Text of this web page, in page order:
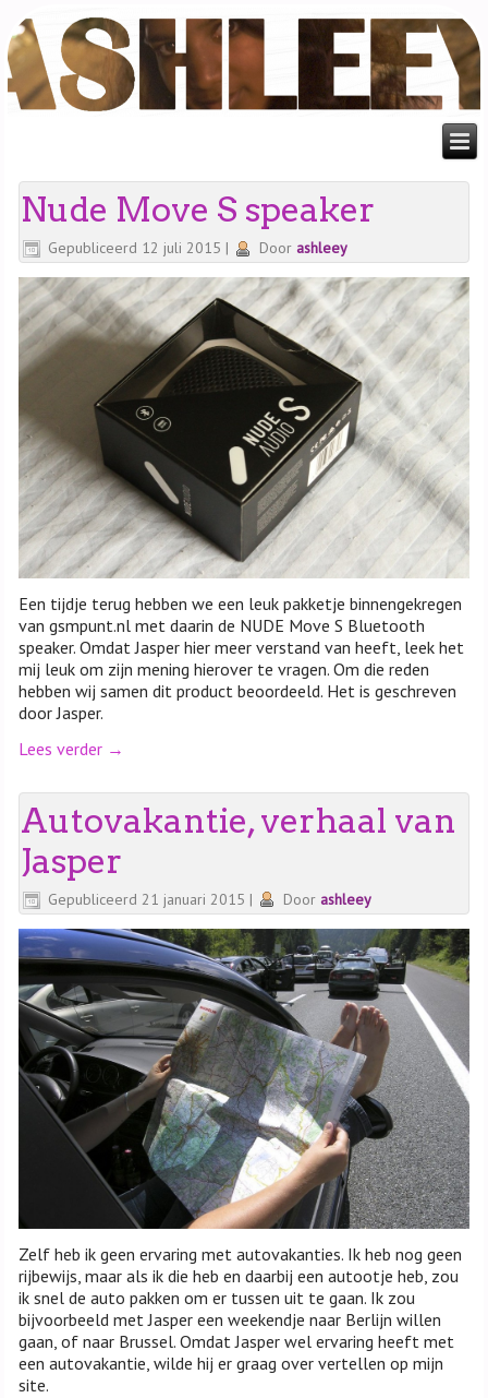
Nude Move S speaker
Gepubliceerd 12 juli 2015 | Door ashleey
Een tijdje terug hebben we een leuk pakketje binnengekregen
van gsmpunt.nl met daarin de NUDE Move S Bluetooth
speaker. Omdat Jasper hier meer verstand van heeft, leek het
mij leuk om zijn mening hierover te vragen. Om die reden
hebben wij samen dit product beoordeeld. Het is geschreven
door Jasper.
Lees verder →
Autovakantie, verhaal van
Jasper
Gepubliceerd 21 januari 2015 | Door ashleey
Zelf heb ik geen ervaring met autovakanties. Ik heb nog geen
rijbewijs, maar als ik die heb en daarbij een autootje heb, zou
ik snel de auto pakken om er tussen uit te gaan. Ik zou
bijvoorbeeld met Jasper een weekendje naar Berlijn willen
gaan, of naar Brussel. Omdat Jasper wel ervaring heeft met
een autovakantie, wilde hij er graag over vertellen op mijn
site.